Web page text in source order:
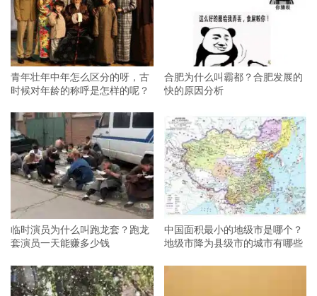
青年壮年中年怎么区分的呀，古
时候对年龄的称呼是怎样的呢？
合肥为什么叫霸都？合肥发展的
快的原因分析
临时演员为什么叫跑龙套？跑龙
套演员一天能赚多少钱
中国面积最小的地级市是哪个？
地级市降为县级市的城市有哪些